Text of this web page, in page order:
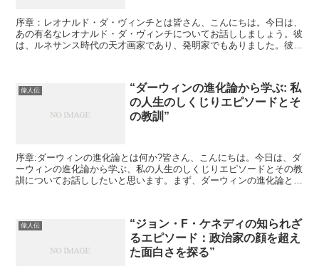
序章：レオナルド・ダ・ヴィンチとは皆さん、こんにちは。今日は、
あの有名なレオナルド・ダ・ヴィンチについてお話ししましょう。彼
は、ルネサンス時代の天才画家であり、発明家でもありました。彼の
偉人伝
“ダーウィンの進化論から学ぶ: 私
の人生のしくじりエピソードとそ
の教訓”
序章:ダーウィンの進化論とは何か?皆さん、こんにちは。今日は、ダ
ーウィンの進化論から学ぶ、私の人生のしくじりエピソードとその教
訓についてお話ししたいと思います。まず、ダーウィンの進化論とは
偉人伝
“ジョン・F・ケネディの知られざ
るエピソード：政治家の顔を超え
た面白さを探る”